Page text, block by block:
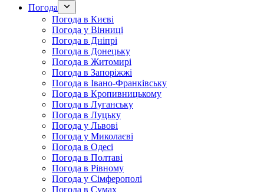
Погода
Погода в Києві
Погода у Вінниці
Погода в Дніпрі
Погода в Донецьку
Погода в Житомирі
Погода в Запоріжжі
Погода в Івано-Франківську
Погода в Кропивницькому
Погода в Луганську
Погода в Луцьку
Погода у Львові
Погода у Миколаєві
Погода в Одесі
Погода в Полтаві
Погода в Рівному
Погода у Сімферополі
Погода в Сумах